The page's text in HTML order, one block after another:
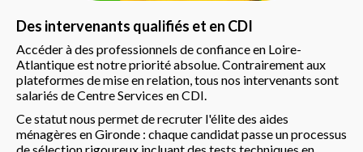
Des intervenants qualifiés et en CDI
Accéder à des professionnels de confiance en Loire-
Atlantique est notre priorité absolue. Contrairement aux
plateformes de mise en relation, tous nos intervenants sont
salariés de Centre Services en CDI.
Ce statut nous permet de recruter l'élite des aides
ménagères en Gironde : chaque candidat passe un processus